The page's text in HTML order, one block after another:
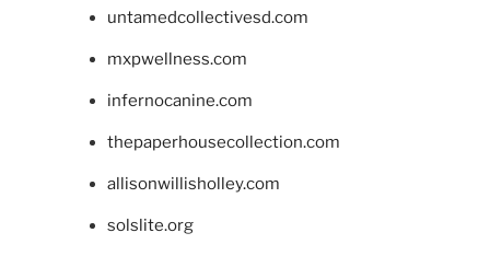
untamedcollectivesd.com
mxpwellness.com
infernocanine.com
thepaperhousecollection.com
allisonwillisholley.com
solslite.org